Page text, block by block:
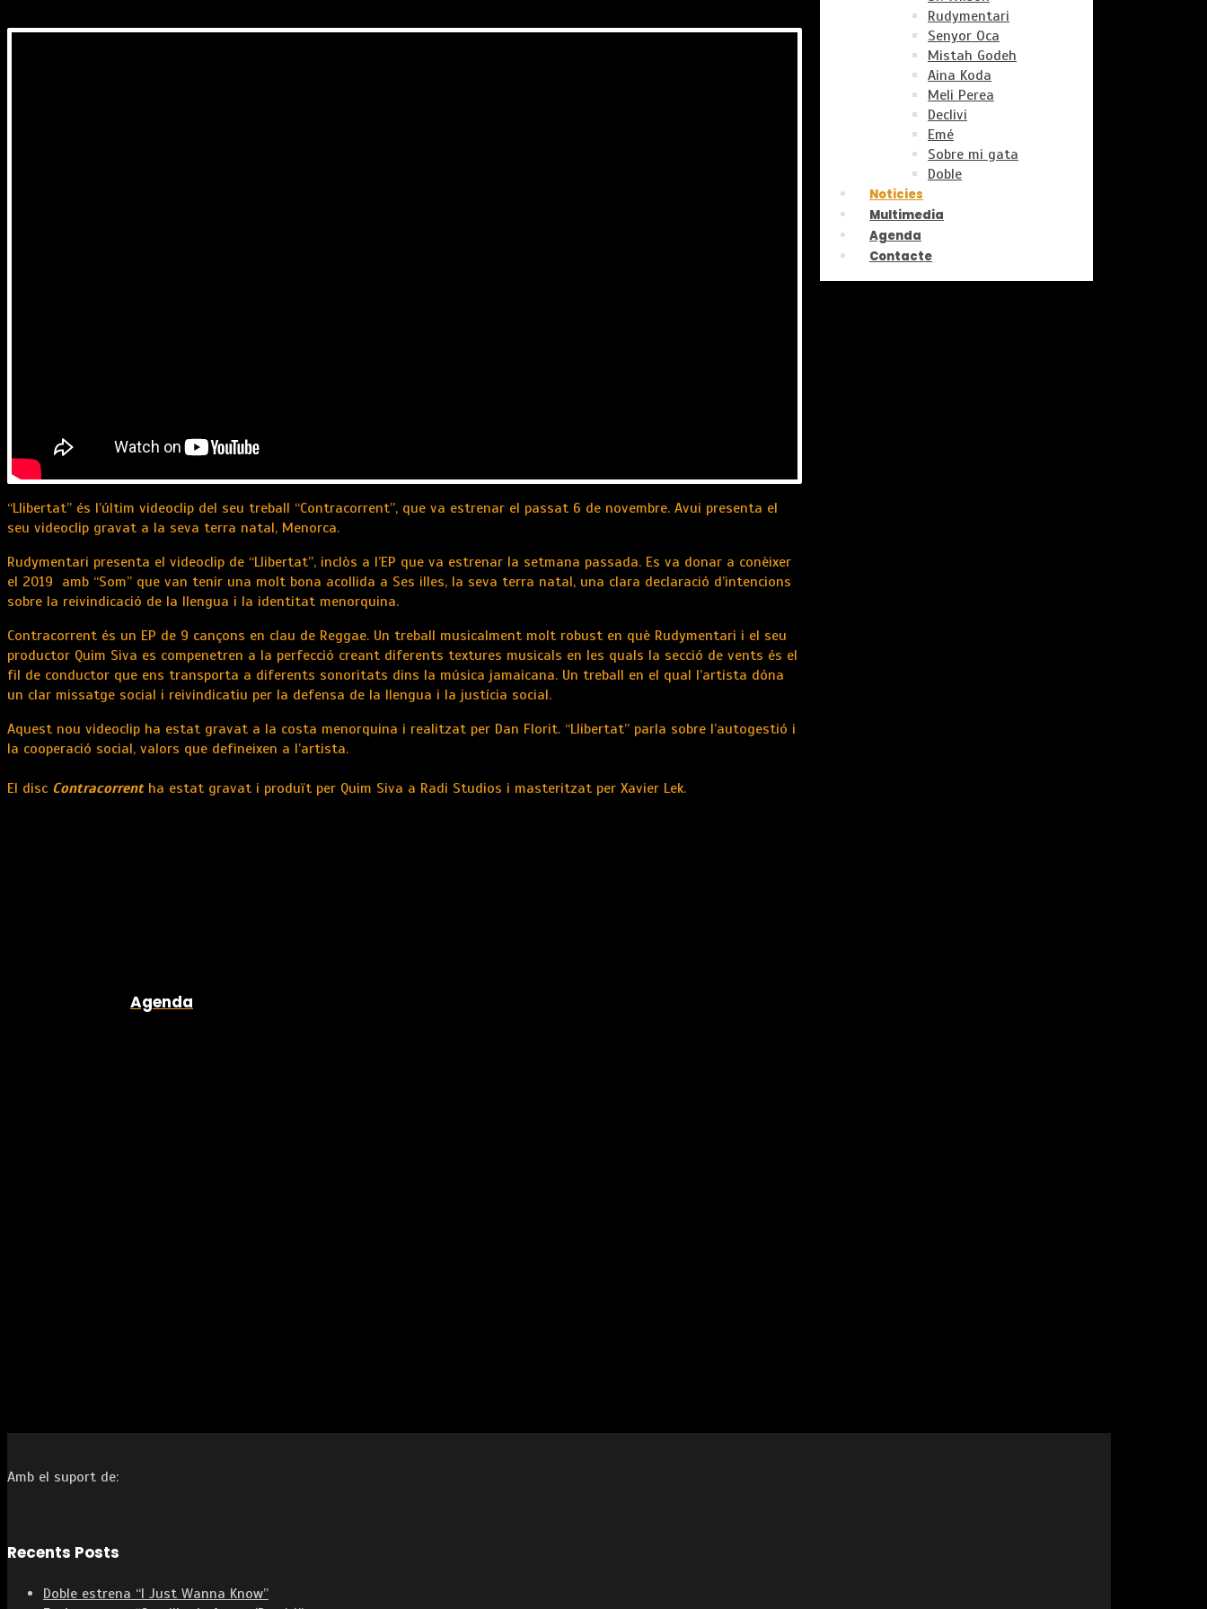
Rudymentari
Senyor Oca
Mistah Godeh
Aina Koda
Meli Perea
Declivi
Emé
Sobre mi gata
Doble
Noticies
Multimedia
Agenda
Contacte
“Llibertat” és l’últim videoclip del seu treball “Contracorrent”, que va estrenar el passat 6 de novembre. Avui presenta el
seu videoclip gravat a la seva terra natal, Menorca.
Rudymentari presenta el videoclip de “Llibertat”, inclòs a l’EP que va estrenar la setmana passada. Es va donar a conèixer
el 2019 amb “Som” que van tenir una molt bona acollida a Ses illes, la seva terra natal, una clara declaració d’intencions
sobre la reivindicació de la llengua i la identitat menorquina.
Contracorrent és un EP de 9 cançons en clau de Reggae. Un treball musicalment molt robust en què Rudymentari i el seu
productor Quim Siva es compenetren a la perfecció creant diferents textures musicals en les quals la secció de vents és el
fil de conductor que ens transporta a diferents sonoritats dins la música jamaicana. Un treball en el qual l’artista dóna
un clar missatge social i reivindicatiu per la defensa de la llengua i la justícia social.
Aquest nou videoclip ha estat gravat a la costa menorquina i realitzat per Dan Florit. “Llibertat” parla sobre l’autogestió i
la cooperació social, valors que defineixen a l’artista.
El disc Contracorrentha estat gravat i produït per Quim Siva a Radi Studios i masteritzat per Xavier Lek.
Agenda
Amb el suport de:
Recents Posts
Doble estrena “I Just Wanna Know”